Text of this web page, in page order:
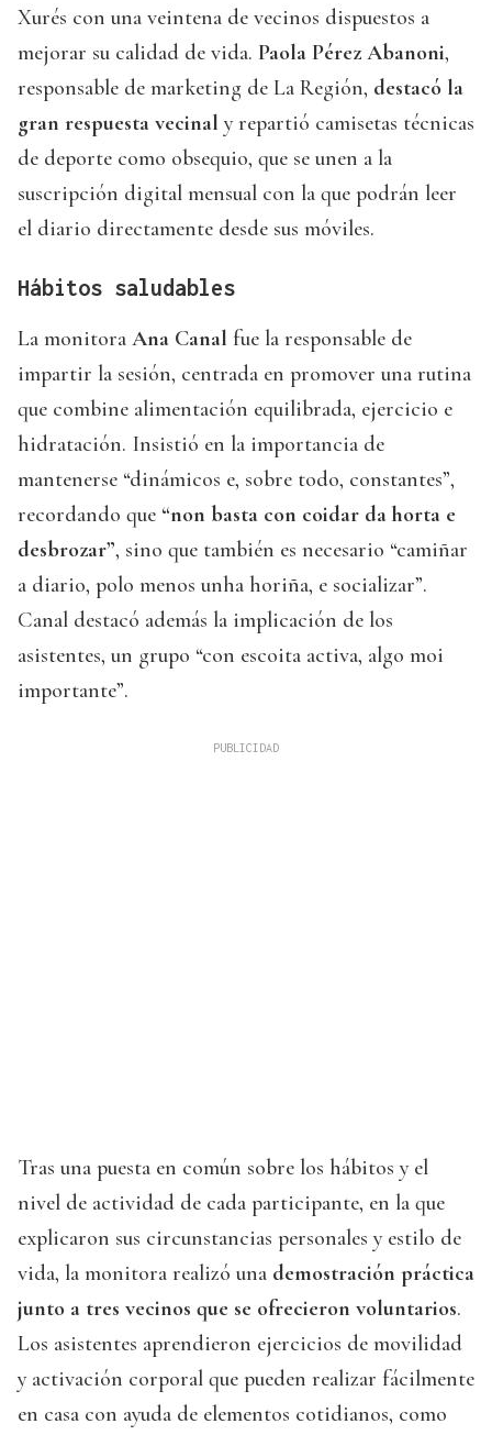
Xurés con una veintena de vecinos dispuestos a
mejorar su calidad de vida. Paola Pérez Abanoni,
responsable de marketing de La Región, destacó la
gran respuesta vecinal y repartió camisetas técnicas
de deporte como obsequio, que se unen a la
suscripción digital mensual con la que podrán leer
el diario directamente desde sus móviles.
Hábitos saludables
La monitora Ana Canal fue la responsable de
impartir la sesión, centrada en promover una rutina
que combine alimentación equilibrada, ejercicio e
hidratación. Insistió en la importancia de
mantenerse “dinámicos e, sobre todo, constantes”,
recordando que “non basta con coidar da horta e
desbrozar”, sino que también es necesario “camiñar
a diario, polo menos unha horiña, e socializar”.
Canal destacó además la implicación de los
asistentes, un grupo “con escoita activa, algo moi
importante”.
Tras una puesta en común sobre los hábitos y el
nivel de actividad de cada participante, en la que
explicaron sus circunstancias personales y estilo de
vida, la monitora realizó una demostración práctica
junto a tres vecinos que se ofrecieron voluntarios.
Los asistentes aprendieron ejercicios de movilidad
y activación corporal que pueden realizar fácilmente
en casa con ayuda de elementos cotidianos, como